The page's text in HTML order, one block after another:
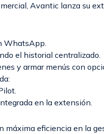
Avantic lanza su
WhatsApp.
el historial centralizado.
y armar menús con
en la extensión.
máxima eficiencia en la